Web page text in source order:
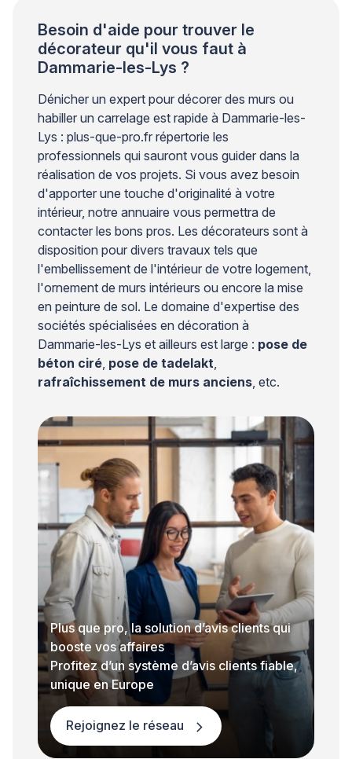
Besoin d'aide pour trouver le
décorateur qu'il vous faut à
Dammarie-les-Lys ?
Dénicher un expert pour décorer des murs ou
habiller un carrelage est rapide à Dammarie-les-
Lys : plus-que-pro.fr répertorie les
professionnels qui sauront vous guider dans la
réalisation de vos projets. Si vous avez besoin
d'apporter une touche d'originalité à votre
intérieur, notre annuaire vous permettra de
contacter les bons pros. Les décorateurs sont à
disposition pour divers travaux tels que
l'embellissement de l'intérieur de votre logement,
l'ornement de murs intérieurs ou encore la mise
en peinture de sol. Le domaine d'expertise des
sociétés spécialisées en décoration à
Dammarie-les-Lys et ailleurs est large : pose de
béton ciré, pose de tadelakt,
rafraîchissement de murs anciens, etc.
Plus que pro, la solution d’avis clients qui
booste vos affaires
Profitez d’un système d’avis clients fiable,
unique en Europe
Rejoignez le réseau